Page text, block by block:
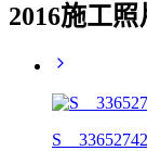
2016施工